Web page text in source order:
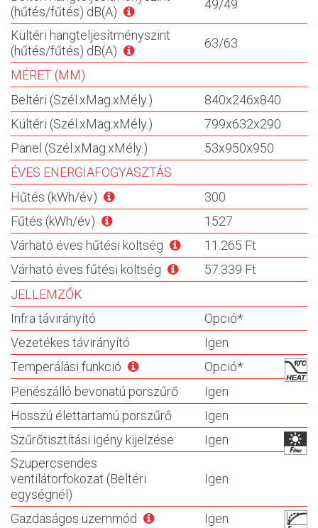
(hűtés/fűtés) dB(A)
49/49
Kültéri hangteljesítményszint
(hűtés/fűtés) dB(A)
63/63
MÉRET (MM)
Beltéri (Szél.xMag.xMély.)
840x246x840
Kültéri (Szél.xMag.xMély.)
799x632x290
Panel (Szél.xMag.xMély.)
53x950x950
ÉVES ENERGIAFOGYASZTÁS
Hűtés (kWh/év)
300
Fűtés (kWh/év)
1527
Várható éves hűtési költség
11.265 Ft
Várható éves fűtési költség
57.339 Ft
JELLEMZŐK
Infra távirányító
Opció*
Vezetékes távirányító
Igen
Temperálási funkció
Opció*
Penészálló bevonatú porszűrő
Igen
Hosszú élettartamú porszűrő
Igen
Szűrőtisztítási igény kijelzése
Igen
Szupercsendes
ventilátorfokozat (Beltéri
egységnél)
Igen
Gazdaságos üzemmód
Igen